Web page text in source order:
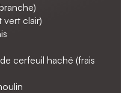
vert clair)
cerfeuil haché (frais